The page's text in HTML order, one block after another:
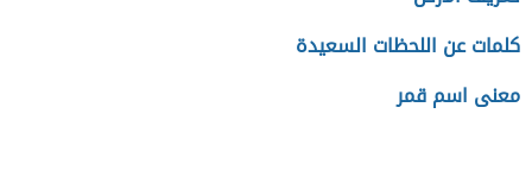
كلمات عن اللحظات السعيدة
معنى اسم قمر